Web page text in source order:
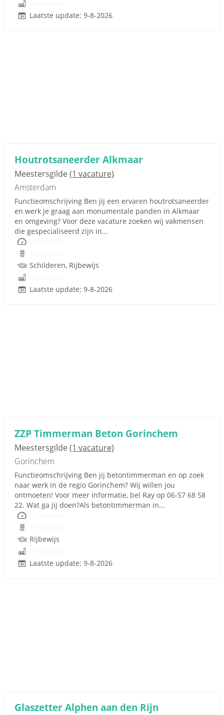
Laatste update: 9-8-2026
Houtrotsaneerder Alkmaar
Meestersgilde(1 vacature)
Amsterdam
Functieomschrijving Ben jij een ervaren houtrotsaneerder
en werk je graag aan monumentale panden in Alkmaar
en omgeving? Voor deze vacature zoeken wij vakmensen
die gespecialiseerd zijn in...
Schilderen, Rijbewijs
Laatste update: 9-8-2026
ZZP Timmerman Beton Gorinchem
Meestersgilde(1 vacature)
Gorinchem
Functieomschrijving Ben jij betontimmerman en op zoek
naar werk in de regio Gorinchem? Wij willen jou
ontmoeten! Voor meer informatie, bel Ray op 06-57 68 58
22. Wat ga jij doen?Als betontimmerman in...
Rijbewijs
Laatste update: 9-8-2026
Glaszetter Alphen aan den Rijn